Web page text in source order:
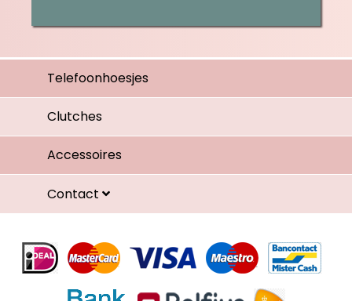
Telefoonhoesjes
Clutches
Accessoires
Contact